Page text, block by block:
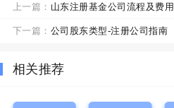
上一篇： 山东注册基金公司流程及费用
下一篇： 公司股东类型-注册公司指南
相关推荐